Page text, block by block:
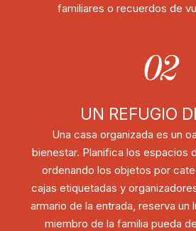
familiares o recuerdos de
02
UN REFUGIO
Una casa organizada es un
bienestar. Planifica los espacios
ordenando los objetos por
cajas etiquetadas y
armario de la entrada, reserva un
miembro de la familia pueda